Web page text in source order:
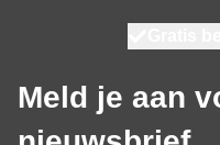
Meld je aan